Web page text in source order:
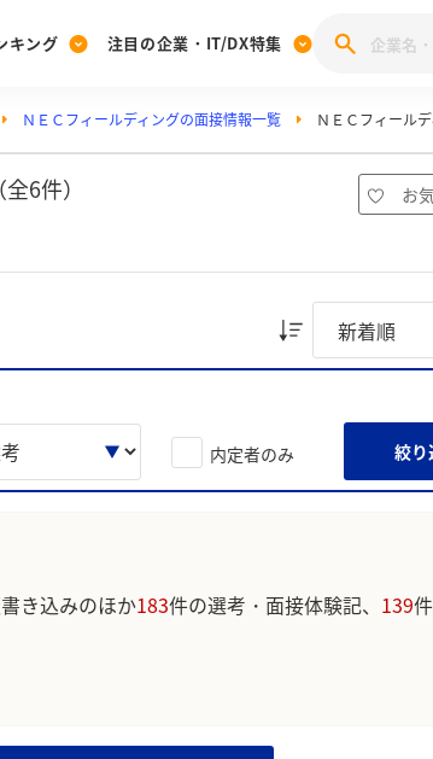
[27卒] 本選考体験記投稿キャンペーン
キング 注目の企業・IT/DX特集
ＮＥＣフィールディングの面接情報一覧 ＮＥＣフィール
6件） お
内定者のみ 絞り
き込みのほか183件の選考・面接体験記、 139